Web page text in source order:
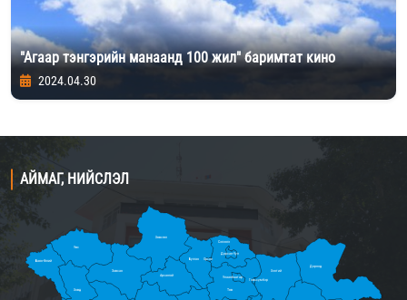
"Агаар тэнгэрийн манаанд 100 жил" баримтат кино
2024.04.30
АЙМАГ, НИЙСЛЭЛ
Дорнод
Баян-Өлгий
Ховд
Хөвсгөл
Булган
Увс
Сэлэнгэ
Завхан Хэнтий
Дархан-Уул
Төв
Архангай
Орхон
Говьсүмбэр
Улаанбаатар